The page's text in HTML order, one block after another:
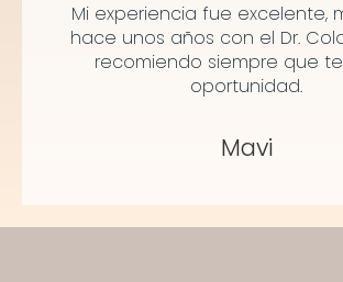
Mi experiencia fue excelente,
hace unos años con el Dr.
recomiendo siempre que
oportunidad.
Mavi